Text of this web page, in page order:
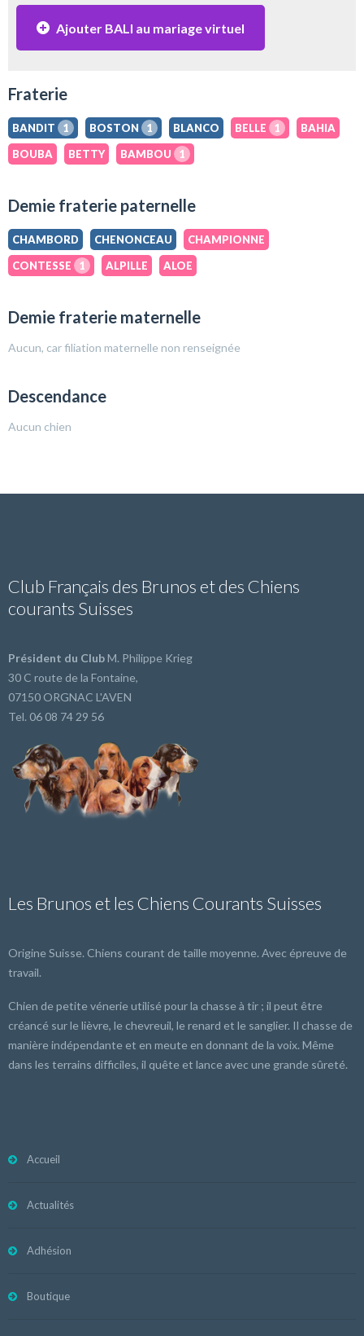
Ajouter BALI au mariage virtuel
Fraterie
BANDIT 1 BOSTON 1 BLANCO BELLE 1
BAHIA
BOUBA
BETTY BAMBOU 1
Demie fraterie paternelle
CHAMBORD CHENONCEAU
CHAMPIONNE
CONTESSE
1 ALPILLE ALOE
Demie fraterie maternelle
Aucun, car filiation maternelle non renseignée
Descendance
Aucun chien
Club Français des Brunos et des Chiens
courants Suisses
Président du ClubM. Philippe Krieg
30 C route de la Fontaine,
07150 ORGNAC L'AVEN
Tel. 06 08 74 29 56
Les Brunos et les Chiens Courants Suisses
Origine Suisse. Chiens courant de taille moyenne. Avec épreuve de
travail.
Chien de petite vénerie utilisé pour la chasse à tir ; il peut être
créancé sur le lièvre, le chevreuil, le renard et le sanglier. Il chasse de
manière indépendante et en meute en donnant de la voix. Même
dans les terrains difficiles, il quête et lance avec une grande sûreté.
Accueil
Actualités
Adhésion
Boutique